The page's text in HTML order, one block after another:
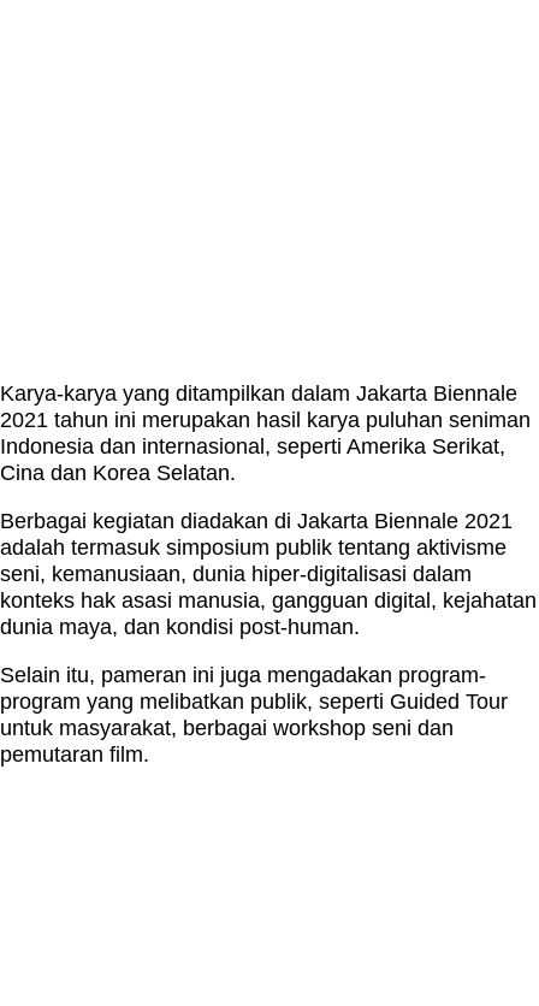
Karya-karya yang ditampilkan dalam Jakarta Biennale
2021 tahun ini merupakan hasil karya puluhan seniman
Indonesia dan internasional, seperti Amerika Serikat,
Cina dan Korea Selatan.
Berbagai kegiatan diadakan di Jakarta Biennale 2021
adalah termasuk simposium publik tentang aktivisme
seni, kemanusiaan, dunia hiper-digitalisasi dalam
konteks hak asasi manusia, gangguan digital, kejahatan
dunia maya, dan kondisi post-human.
Selain itu, pameran ini juga mengadakan program-
program yang melibatkan publik, seperti Guided Tour
untuk masyarakat, berbagai workshop seni dan
pemutaran film.